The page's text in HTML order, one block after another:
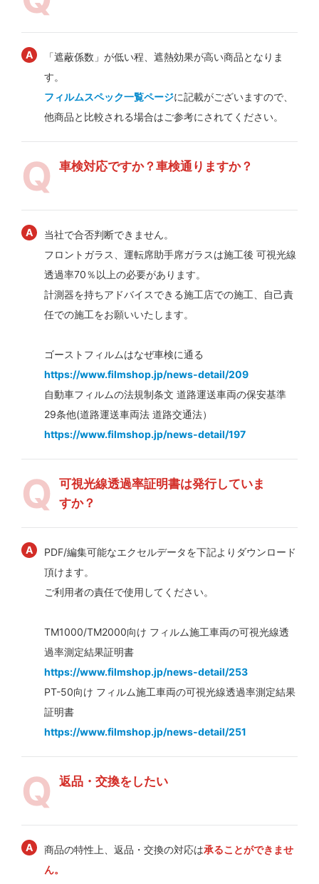
「遮蔽係数」が低い程、遮熱効果が高い商品となりま
す。
フィルムスペック一覧ページに記載がございますので、
他商品と比較される場合はご参考にされてください。
車検対応ですか？車検通りますか？
当社で合否判断できません。
フロントガラス、運転席助手席ガラスは施工後 可視光線
透過率70％以上の必要があります。
計測器を持ちアドバイスできる施工店での施工、自己責
任での施工をお願いいたします。
ゴーストフィルムはなぜ車検に通る
https://www.filmshop.jp/news-detail/209
自動車フィルムの法規制条文 道路運送車両の保安基準
29条他(道路運送車両法 道路交通法）
https://www.filmshop.jp/news-detail/197
可視光線透過率証明書は発行していま
すか？
PDF/編集可能なエクセルデータを下記よりダウンロード
頂けます。
ご利用者の責任で使用してください。
TM1000/TM2000向け フィルム施工車両の可視光線透
過率測定結果証明書
https://www.filmshop.jp/news-detail/253
PT-50向け フィルム施工車両の可視光線透過率測定結果
証明書
https://www.filmshop.jp/news-detail/251
返品・交換をしたい
商品の特性上、返品・交換の対応は承ることができませ
ん。